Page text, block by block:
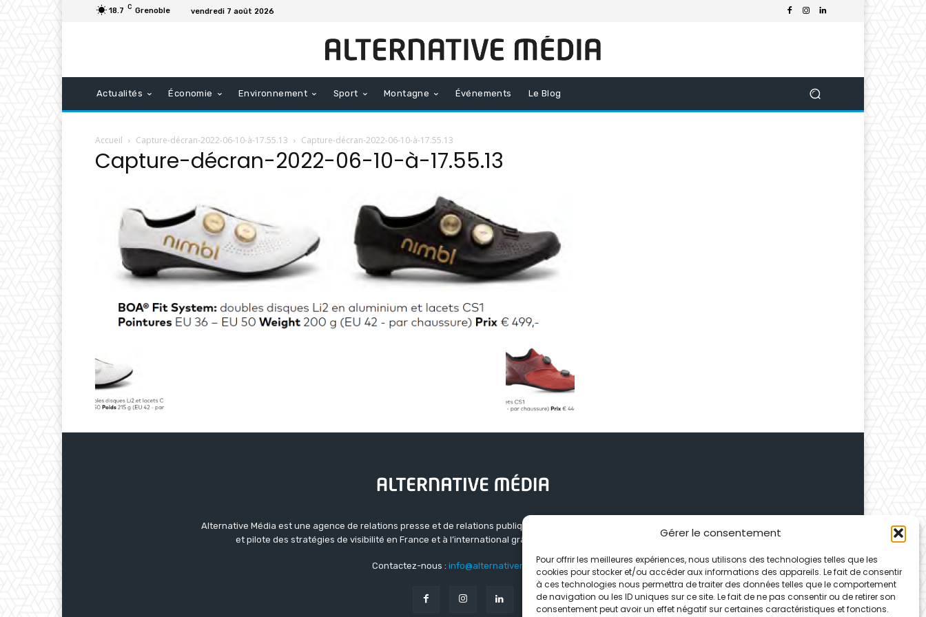
Gérer le consentement
Pour offrir les meilleures expériences, nous utilisons des technologies telles que les
cookies pour stocker et/ou accéder aux informations des appareils. Le fait de consentir
à ces technologies nous permettra de traiter des données telles que le comportement
de navigation ou les ID uniques sur ce site. Le fait de ne pas consentir ou de retirer son
consentement peut avoir un effet négatif sur certaines caractéristiques et fonctions.
18.7 C Grenoble vendredi 7 août 2026
Actualités Économie Environnement Sport Montagne Événements Le Blog
Accueil Capture-décran-2022-06-10-à-17.55.13 Capture-décran-2022-06-10-à-17.55.13
Capture-décran-2022-06-10-à-17.55.13
Alternative Média est une agence de relations presse et de relations publiques basée à Grenoble. Depuis 1995, elle conçoit
et pilote des stratégies de visibilité en France et à l’international grâce à un réseau d’agences partenaires.
Contactez-nous : info@alternativemedia.fr